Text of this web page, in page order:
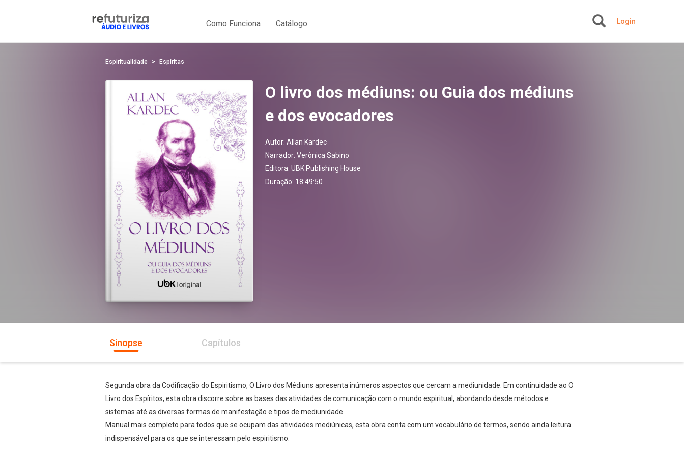
Como Funciona Catálogo Login
Espiritualidade Espíritas
O livro dos médiuns: ou Guia dos médiuns
e dos evocadores
Autor: Allan Kardec
Narrador: Verônica Sabino
Editora: UBK Publishing House
Duração: 18:49:50
Sinopse Capítulos
Segunda obra da Codificação do Espiritismo, O Livro dos Médiuns apresenta inúmeros aspectos que cercam a mediunidade. Em continuidade ao O
Livro dos Espíritos, esta obra discorre sobre as bases das atividades de comunicação com o mundo espiritual, abordando desde métodos e
sistemas até as diversas formas de manifestação e tipos de mediunidade.
Manual mais completo para todos que se ocupam das atividades mediúnicas, esta obra conta com um vocabulário de termos, sendo ainda leitura
indispensável para os que se interessam pelo espiritismo.